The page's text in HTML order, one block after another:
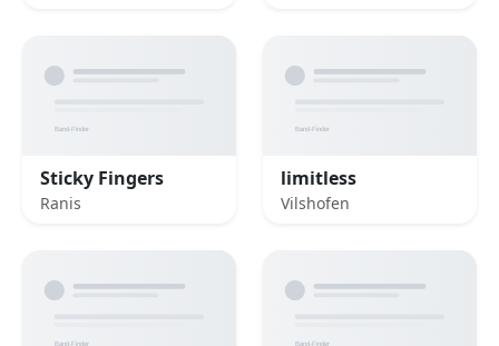
Sticky Fingers
Ranis
limitless
Vilshofen